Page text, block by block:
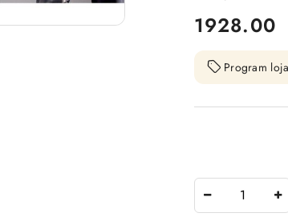
cena:
1928.00
Program